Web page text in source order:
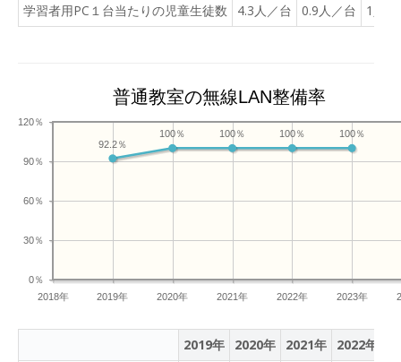
学習者用PC１台当たりの児童生徒数
4.3人／台 0.9人／台 1人
普通教室の無線LAN整備率
2018年 2019年 2020年 2021年 2022年 2023年
0％
30％
60％
90％
120％
100％
100％
100％
100％
92.2％
2019年 2020年 2021年 2022年